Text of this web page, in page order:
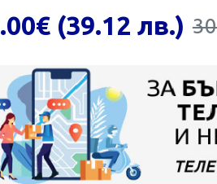
(39.12 лв.)